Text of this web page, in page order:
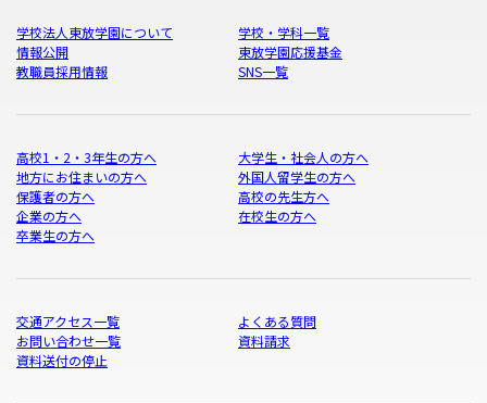
学校法人東放学園について
学校・学科一覧
情報公開
東放学園応援基金
教職員採用情報
SNS一覧
高校1・2・3年生の方へ
大学生・社会人の方へ
地方にお住まいの方へ
外国人留学生の方へ
保護者の方へ
高校の先生方へ
企業の方へ
在校生の方へ
卒業生の方へ
交通アクセス一覧
よくある質問
お問い合わせ一覧
資料請求
資料送付の停止